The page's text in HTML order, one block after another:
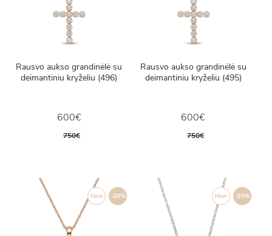
Rausvo aukso grandinėlė su
deimantiniu kryželiu (496)
600€
750€
Rausvo aukso grandinėlė su
deimantiniu kryželiu (495)
600€
750€
-20%
New -20%
New